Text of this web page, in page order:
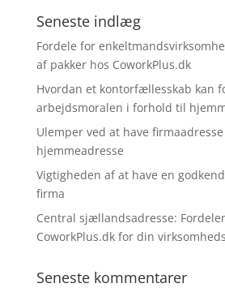
Seneste indlæg
Fordele for
af pakker hos CoworkPlus.dk
Hvordan et kontorfællesskab kan
arbejdsmoralen i forhold til
Ulemper ved at have
hjemmeadresse
Vigtigheden af at have en
firma
Central sjællandsadresse:
CoworkPlus.dk for din
Seneste kommentarer